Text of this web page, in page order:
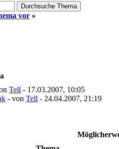
vor »
Tell - 17.03.2007, 10:05
- von Tell - 24.04.2007, 21:19